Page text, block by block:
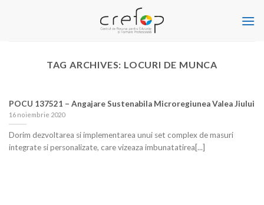
TAG ARCHIVES: LOCURI DE MUNCA
POCU 137521 – Angajare Sustenabila Microregiunea Valea Jiului
16 noiembrie 2020
Dorim dezvoltarea si implementarea unui set complex de masuri
integrate si personalizate, care vizeaza imbunatatirea[...]